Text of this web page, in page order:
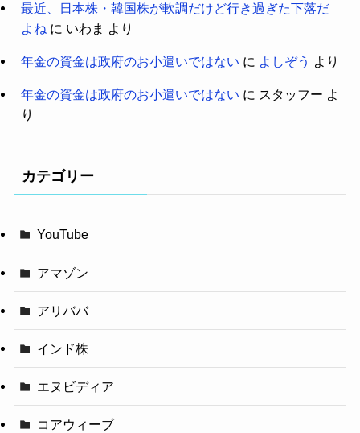
最近、日本株・韓国株が軟調だけど行き過ぎた下落だ
よね に いわま より
年金の資金は政府のお小遣いではない に よしぞう より
年金の資金は政府のお小遣いではない に スタッフー よ
り
カテゴリー
YouTube
アマゾン
アリババ
インド株
エヌビディア
コアウィーブ